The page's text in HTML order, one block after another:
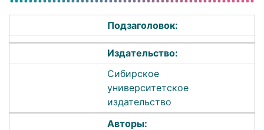
Подзаголовок:
Издательство:
Сибирское
университетское
издательство
Авторы: